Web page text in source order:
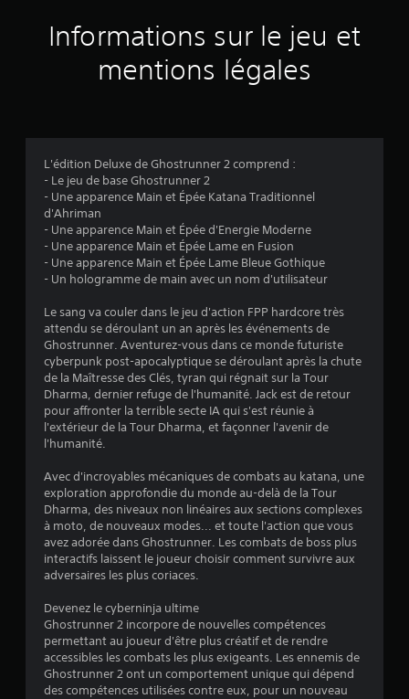
u
u
a
i
o
n
s
Informations sur le jeu et
mentions légales
L'édition Deluxe de Ghostrunner 2 comprend :
- Le jeu de base Ghostrunner 2
- Une apparence Main et Épée Katana Traditionnel
d'Ahriman
- Une apparence Main et Épée d'Energie Moderne
- Une apparence Main et Épée Lame en Fusion
- Une apparence Main et Épée Lame Bleue Gothique
- Un hologramme de main avec un nom d'utilisateur
Le sang va couler dans le jeu d'action FPP hardcore très
attendu se déroulant un an après les événements de
Ghostrunner. Aventurez-vous dans ce monde futuriste
cyberpunk post-apocalyptique se déroulant après la chute
de la Maîtresse des Clés, tyran qui régnait sur la Tour
Dharma, dernier refuge de l'humanité. Jack est de retour
pour affronter la terrible secte IA qui s'est réunie à
l'extérieur de la Tour Dharma, et façonner l'avenir de
l'humanité.
Avec d'incroyables mécaniques de combats au katana, une
exploration approfondie du monde au-delà de la Tour
Dharma, des niveaux non linéaires aux sections complexes
à moto, de nouveaux modes... et toute l'action que vous
avez adorée dans Ghostrunner. Les combats de boss plus
interactifs laissent le joueur choisir comment survivre aux
adversaires les plus coriaces.
Devenez le cyberninja ultime
Ghostrunner 2 incorpore de nouvelles compétences
permettant au joueur d'être plus créatif et de rendre
accessibles les combats les plus exigeants. Les ennemis de
Ghostrunner 2 ont un comportement unique qui dépend
des compétences utilisées contre eux, pour un nouveau